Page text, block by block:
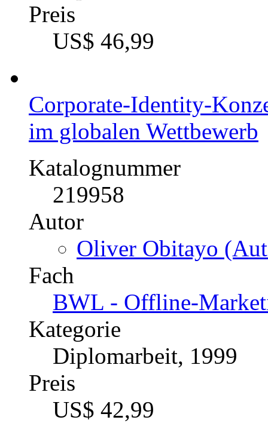
217474
Autor
Fach
BWL - Sonstiges
Kategorie
Diplomarbeit, 1999
Preis
US$ 46,99
Corporate-Identity-
im globalen Wettbewerb
Katalognummer
219958